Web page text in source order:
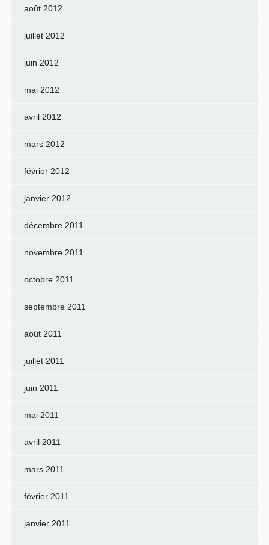
août 2012
juillet 2012
juin 2012
mai 2012
avril 2012
mars 2012
février 2012
janvier 2012
décembre 2011
novembre 2011
octobre 2011
septembre 2011
août 2011
juillet 2011
juin 2011
mai 2011
avril 2011
mars 2011
février 2011
janvier 2011